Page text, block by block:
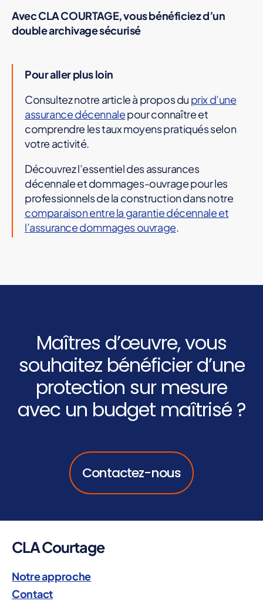
Avec CLA COURTAGE, vous bénéficiez d’un
double archivage sécurisé
Pour aller plus loin
Consultez notre article à propos du prix d’une
assurance décennalepour connaître et
comprendre les taux moyens pratiqués selon
votre activité.
Découvrez l’essentiel des assurances
décennale et dommages-ouvrage pour les
professionnels de la construction dans notre
comparaison entre la garantie décennale et
l’assurance dommages ouvrage.
Maîtres d’œuvre, vous
souhaitez bénéficier d’une
protection sur mesure
avec un budget maîtrisé ?
Contactez-nous
CLA Courtage
Notre approche
Contact